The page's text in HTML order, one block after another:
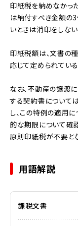
印紙税を納めなかっ
は納付すべき金額の3
いときは消印をしな
印紙税額は、文書の
応じて定められている
なお、不動産の譲渡
する契約書について
し、この特例の適用
的な期限について確
原則印紙税が不要と
用語解説
課税文書